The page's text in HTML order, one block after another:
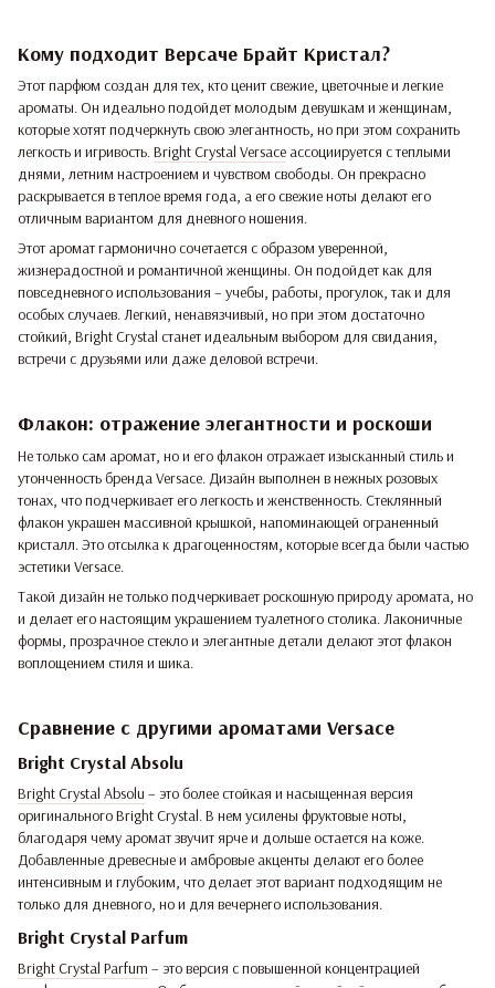
Кому подходит Версаче Брайт Кристал?
Этот парфюм создан для тех, кто ценит свежие, цветочные и легкие
ароматы. Он идеально подойдет молодым девушкам и женщинам,
которые хотят подчеркнуть свою элегантность, но при этом сохранить
легкость и игривость.Bright Crystal Versace ассоциируется с теплыми
днями, летним настроением и чувством свободы. Он прекрасно
раскрывается в теплое время года, а его свежие ноты делают его
отличным вариантом для дневного ношения.
Этот аромат гармонично сочетается с образом уверенной,
жизнерадостной и романтичной женщины. Он подойдет как для
повседневного использования – учебы, работы, прогулок, так и для
особых случаев. Легкий, ненавязчивый, но при этом достаточно
стойкий, Bright Crystal станет идеальным выбором для свидания,
встречи с друзьями или даже деловой встречи.
Флакон: отражение элегантности и роскоши
Не только сам аромат, но и его флакон отражает изысканный стиль и
утонченность бренда Versace. Дизайн выполнен в нежных розовых
тонах, что подчеркивает его легкость и женственность. Стеклянный
флакон украшен массивной крышкой, напоминающей ограненный
кристалл. Это отсылка к драгоценностям, которые всегда были частью
эстетики Versace.
Такой дизайн не только подчеркивает роскошную природу аромата, но
и делает его настоящим украшением туалетного столика. Лаконичные
формы, прозрачное стекло и элегантные детали делают этот флакон
воплощением стиля и шика.
Сравнение с другими ароматами Versace
Bright Crystal Absolu
Bright Crystal Absolu – это более стойкая и насыщенная версия
оригинального Bright Crystal. В нем усилены фруктовые ноты,
благодаря чему аромат звучит ярче и дольше остается на коже.
Добавленные древесные и амбровые акценты делают его более
интенсивным и глубоким, что делает этот вариант подходящим не
только для дневного, но и для вечернего использования.
Bright Crystal Parfum
Bright Crystal Parfum – это версия с повышенной концентрацией